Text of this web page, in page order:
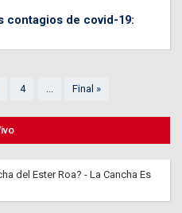
contagios de covid-19:
4 ... Final »
del Ester Roa? - La Cancha Es